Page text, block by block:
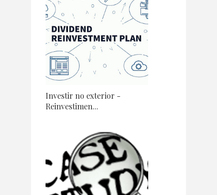
Investir no exterior -
Reinvestimen...